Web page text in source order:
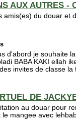
AUX AUTRES -
amis(es) du douar et
d'abord je souhaite
BABA KAKI ellah
invites de classe
DE
au douar pour
mangee avec